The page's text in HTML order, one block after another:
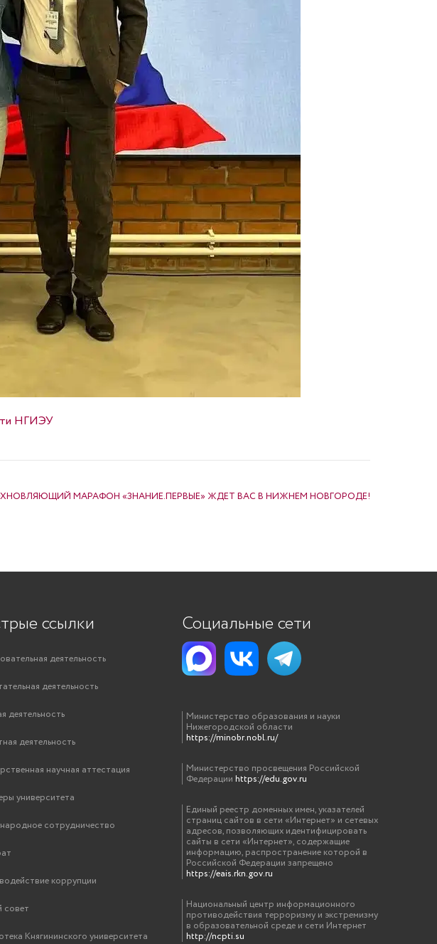
НГИЭУ
МАРАФОН «ЗНАНИЕ.ПЕРВЫЕ» ЖДЕТ ВАС В НИЖНЕМ НОВГОРОДЕ!
ссылки
деятельность
деятельность
деятельность
деятельность
научная аттестация
университета
сотрудничество
коррупции
совет
Княгининского университета
Социальные сети
Министерство образования и науки
Нижегородской области
https://minobr.nobl.ru/
Министерство просвещения Российской
Федерации https://edu.gov.ru
Единый реестр доменных имен, указателей
страниц сайтов в сети «Интернет» и сетевых
адресов, позволяющих идентифицировать
сайты в сети «Интернет», содержащие
информацию, распространение которой в
Российской Федерации запрещено
https://eais.rkn.gov.ru
Национальный центр информационного
противодействия терроризму и экстремизму
в образовательной среде и сети Интернет
http://ncpti.su